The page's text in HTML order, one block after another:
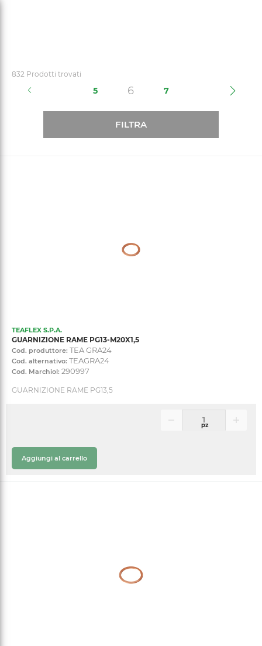
832 Prodotti trovati
5 6(current)
7
FILTRA
TEAFLEX S.P.A.
GUARNIZIONE RAME PG13-M20X1,5
Cod. produttore: TEA GRA24
Cod. alternativo: TEAGRA24
Cod. Marchiol: 290997
GUARNIZIONE RAME PG13,5
pz
Aggiungi al carrello